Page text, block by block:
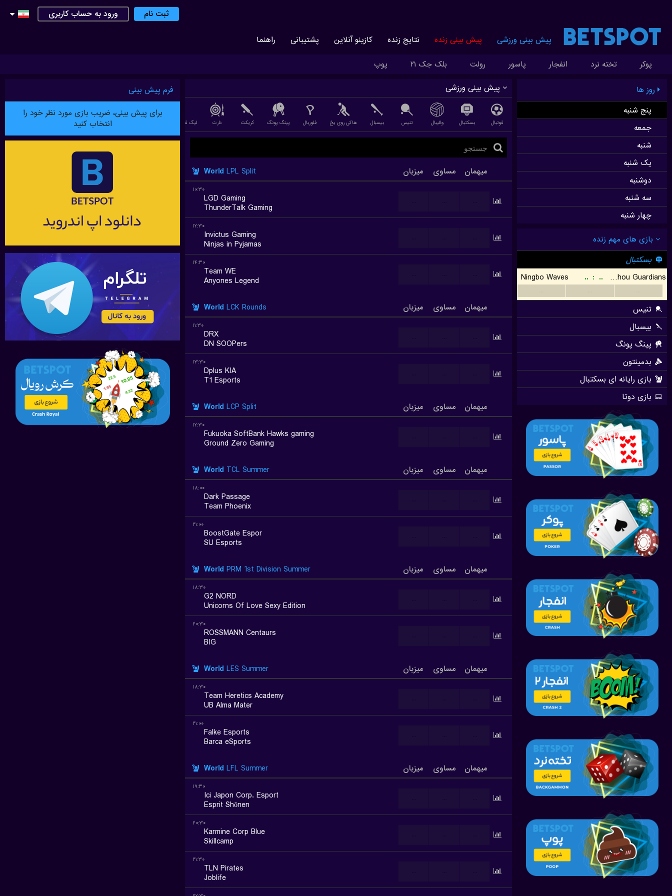
ثبت نام ورود به حساب کاربری
پیش بینی ورزشی پیش بینی زنده نتایج زنده کازینو آنلاین پشتیبانی راهنما
پوکر تخته نرد انفجار پاسور رولت بلک جک ۲۱ پوپ
روز ها
پنج شنبه
جمعه
شنبه
یک شنبه
دوشنبه
سه شنبه
چهار شنبه
پیش بینی ورزشی
فوتبال بسکتبال والیبال تنیس بیسبال هاکی روی یخ فلوربال پینگ پونگ کریکت دارت لیگ فوتبال استرالیایی لیگ آف لجندز (LEAGUE OF LEGEND)
World LPL Split میزبان مساوی میهمان
۱۰:۳۰
LGD Gaming
ThunderTalk Gaming
۱۲:۳۰
Invictus Gaming
Ninjas in Pyjamas
۱۴:۳۰
Team WE
Anyones Legend
World LCK Rounds میزبان مساوی میهمان
۱۱:۳۰
DRX
DN SOOPers
۱۳:۳۰
Dplus KIA
T1 Esports
World LCP Split میزبان مساوی میهمان
۱۲:۳۰
Fukuoka SoftBank Hawks gaming
Ground Zero Gaming
World TCL Summer میزبان مساوی میهمان
۱۸:۰۰
Dark Passage
Team Phoenix
۲۱:۰۰
BoostGate Espor
SU Esports
World PRM 1st Division Summer میزبان مساوی میهمان
۱۸:۳۰
G2 NORD
Unicorns Of Love Sexy Edition
۲۰:۳۰
ROSSMANN Centaurs
BIG
World LES Summer میزبان مساوی میهمان
۱۸:۳۰
Team Heretics Academy
UB Alma Mater
۲۱:۰۰
Falke Esports
Barca eSports
World LFL Summer میزبان مساوی میهمان
۱۹:۳۰
Ici Japon Corp. Esport
Esprit Shōnen
۲۰:۳۰
Karmine Corp Blue
Skillcamp
۲۱:۳۰
TLN Pirates
Joblife
فرم پیش بینی
برای پیش بینی، ضریب بازی مورد نظر خود را
انتخاب کنید